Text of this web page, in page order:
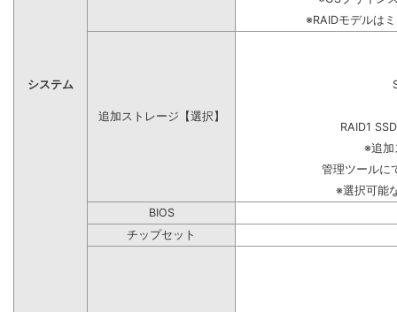
システム
※RAIDモデルは
追加ストレージ【選択】
RAID1
※追加
管理ツールに
※選択可能
BIOS
チップセット